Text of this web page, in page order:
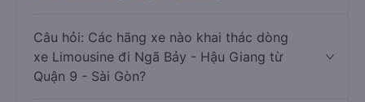
Câu hỏi: Các hãng xe nào khai thác dòng
xe Limousine đi Ngã Bảy - Hậu Giang từ
Quận 9 - Sài Gòn?